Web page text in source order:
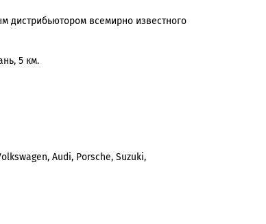
дистрибьютором всемирно известного
5 км.
Audi, Porsche, Suzuki,